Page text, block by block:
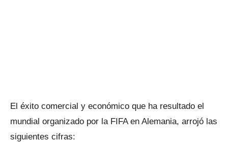
El éxito comercial y económico que ha resultado el
mundial organizado por la FIFA en Alemania, arrojó las
siguientes cifras: